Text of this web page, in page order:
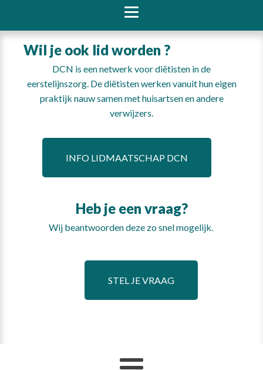
Wil je ook lid worden ?
DCN is een netwerk voor diëtisten in de
eerstelijnszorg. De diëtisten werken vanuit hun eigen
praktijk nauw samen met huisartsen en andere
verwijzers.
INFO LIDMAATSCHAP DCN
Heb je een vraag?
Wij beantwoorden deze zo snel mogelijk.
STEL JE VRAAG